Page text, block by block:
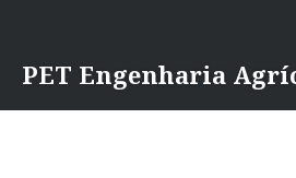
conteúdo
PET Engenharia